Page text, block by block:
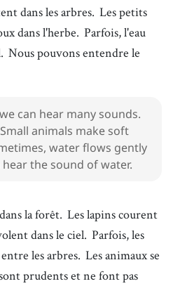
dans les arbres. Les petits
dans l'herbe. Parfois, l'eau
Nous pouvons entendre le
can hear many sounds.
animals make soft
water flows gently
the sound of water.
la forêt. Les lapins courent
dans le ciel. Parfois, les
les arbres. Les animaux se
prudents et ne font pas